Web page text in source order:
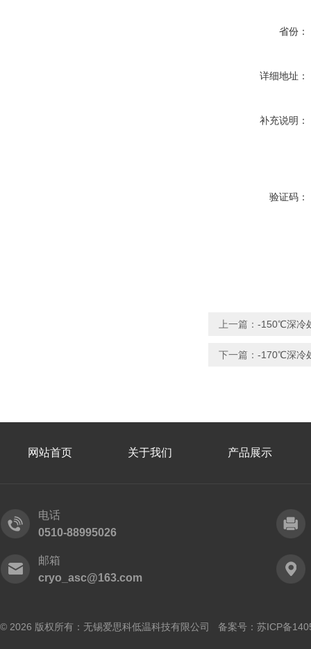
省份：
详细地址：
补充说明：
验证码：
上一篇： -150℃深冷
下一篇： -170℃深冷
网站首页 关于我们 产品展示
电话
0510-88995026
邮箱
cryo_asc@163.com
© 2026 版权所有：无锡爱思科低温科技有限公司 备案号： 苏ICP备